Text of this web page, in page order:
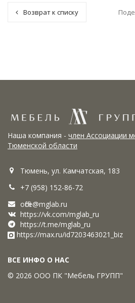
Возврат к списку
Наша компания - член Ассоциации
Тюменской области
Тюмень, ул. Камчатская, 183
+7 (958) 152-86-72
office@mglab.ru
https://vk.com/mglab_ru
https://t.me/mglab_ru
https://max.ru/id7203463021_biz
ВСЕ ИНФО О НАС
© 2026 ООО ПК "Мебель ГРУПП"